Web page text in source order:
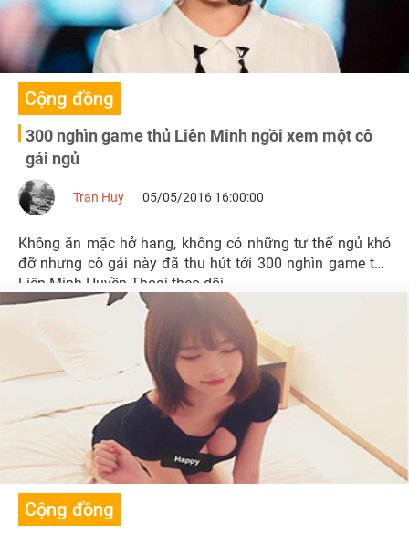
Cộng đồng
300 nghìn game thủ Liên Minh ngồi xem một cô
gái ngủ
Tran Huy 05/05/2016 16:00:00
Không ăn mặc hở hang, không có những tư thế ngủ khó
đỡ nhưng cô gái này đã thu hút tới 300 nghìn game thủ
Liên Minh Huyền Thoại theo dõi.
Cộng đồng